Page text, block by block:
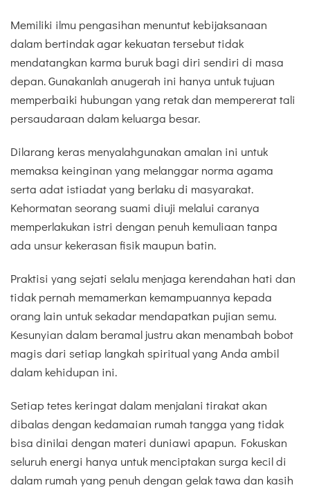
Memiliki ilmu pengasihan menuntut kebijaksanaan
dalam bertindak agar kekuatan tersebut tidak
mendatangkan karma buruk bagi diri sendiri di masa
depan. Gunakanlah anugerah ini hanya untuk tujuan
memperbaiki hubungan yang retak dan mempererat tali
persaudaraan dalam keluarga besar.
Dilarang keras menyalahgunakan amalan ini untuk
memaksa keinginan yang melanggar norma agama
serta adat istiadat yang berlaku di masyarakat.
Kehormatan seorang suami diuji melalui caranya
memperlakukan istri dengan penuh kemuliaan tanpa
ada unsur kekerasan fisik maupun batin.
Praktisi yang sejati selalu menjaga kerendahan hati dan
tidak pernah memamerkan kemampuannya kepada
orang lain untuk sekadar mendapatkan pujian semu.
Kesunyian dalam beramal justru akan menambah bobot
magis dari setiap langkah spiritual yang Anda ambil
dalam kehidupan ini.
Setiap tetes keringat dalam menjalani tirakat akan
dibalas dengan kedamaian rumah tangga yang tidak
bisa dinilai dengan materi duniawi apapun. Fokuskan
seluruh energi hanya untuk menciptakan surga kecil di
dalam rumah yang penuh dengan gelak tawa dan kasih